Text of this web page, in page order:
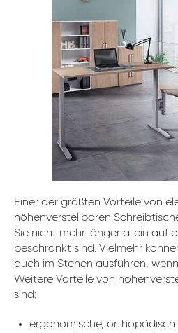
Einer der größten Vorteile von
höhenverstellbaren
Sie nicht mehr länger allein auf
beschränkt sind. Vielmehr
auch im Stehen ausführen,
Weitere Vorteile von
sind:
ergonomische,